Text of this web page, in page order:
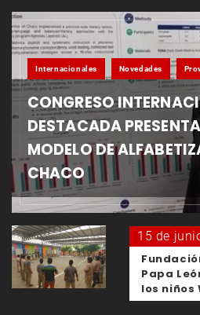
Internacionales Novedades
CONGRESO
DESTACADA
MODELO DE
CHACO
15 de
Papa
los niños